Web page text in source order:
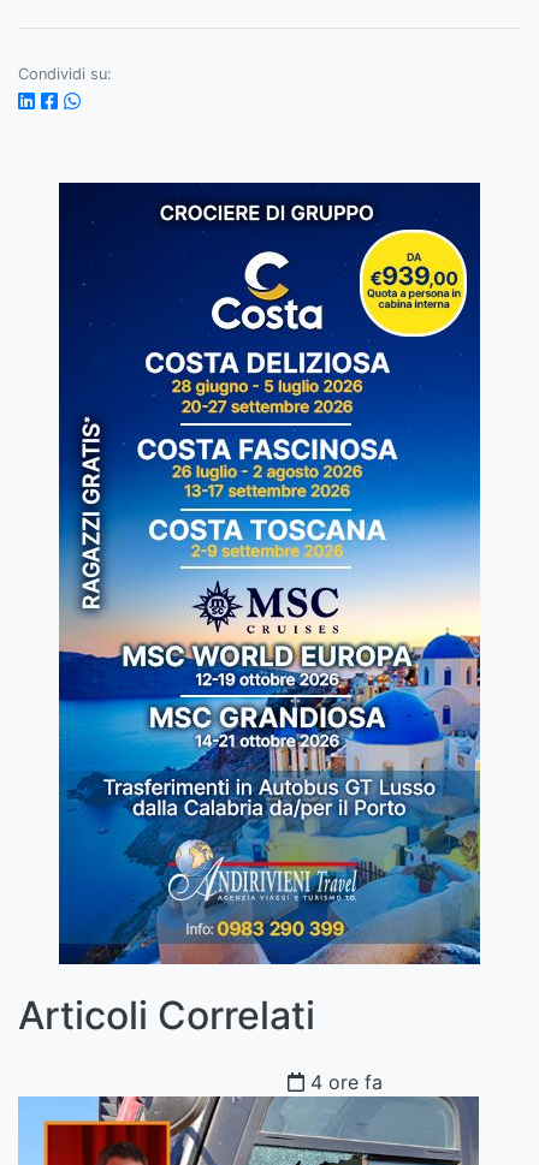
Condividi su:
Articoli Correlati
4 ore fa